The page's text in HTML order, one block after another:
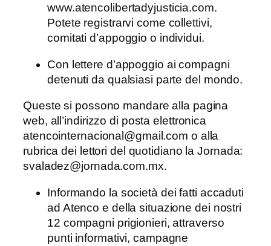
www.atencolibertadyjusticia.com.
Potete registrarvi come collettivi,
comitati d’appoggio o individui.
Con lettere d’appoggio ai compagni
detenuti da qualsiasi parte del mondo.
Queste si possono mandare alla pagina
web, all’indirizzo di posta elettronica
atencointernacional@gmail.com o alla
rubrica dei lettori del quotidiano la Jornada:
svaladez@jornada.com.mx.
Informando la società dei fatti accaduti
ad Atenco e della situazione dei nostri
12 compagni prigionieri, attraverso
punti informativi, campagne